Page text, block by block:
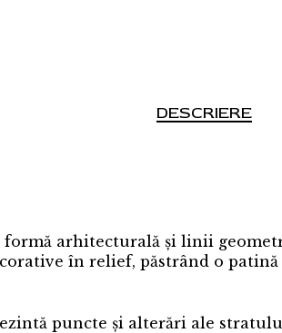
DESCRIERE
arhitecturală și linii
în relief, păstrând o
puncte și alterări ale